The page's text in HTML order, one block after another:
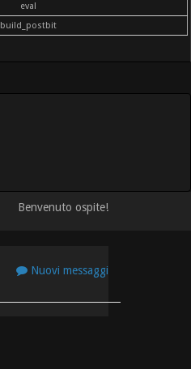
eval
build_postbit
Benvenuto ospite!
Nuovi messaggi